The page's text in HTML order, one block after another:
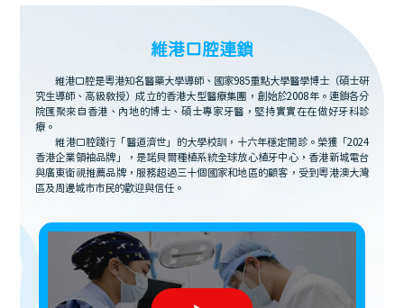
維港口腔連鎖
維港口腔是粵港知名醫藥大學導師、國家985重點大學醫學博士（碩士研
究生導師、高級教授）成立的香港大型醫療集團，創始於2008年。連鎖各分
院匯聚來自香港、內地的博士、碩士專家牙醫，堅持實實在在做好牙科診
療。
維港口腔踐行「醫道濟世」的大學校訓，十六年穩定開診。榮獲「2024
香港企業領袖品牌」，是諾貝爾種植系統全球放心植牙中心，香港新城電台
與廣東衛視推薦品牌，服務超過三十個國家和地區的顧客，受到粵港澳大灣
區及周邊城市市民的歡迎與信任。